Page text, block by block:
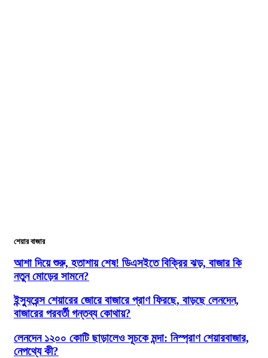
শেয়ার বাজার
আশা দিয়ে শুরু, হতাশায় শেষ! ডিএসইতে বিক্রির ঝড়, বাজার কি
নতুন মোড়ের সামনে?
ইন্স্যুরেন্স শেয়ারের জোরে বাজারে প্রাণ ফিরছে, বাড়ছে লেনদেন,
বাজারের পরবর্তী গন্তব্য কোথায়?
লেনদেন ১২০০ কোটি ছাড়ালেও সূচকে মন্দা: নিস্প্রাণ শেয়ারবাজার,
নেপথ্যে কী?